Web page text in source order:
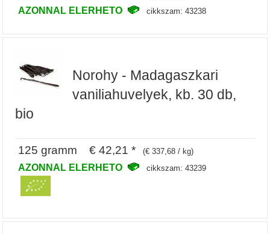
AZONNAL ELERHETO cikkszam: 43238
Norohy - Madagaszkari
vaniliahuvelyek, kb. 30 db,
bio
125 gramm € 42,21 * (€ 337,68 / kg)
AZONNAL ELERHETO cikkszam: 43239